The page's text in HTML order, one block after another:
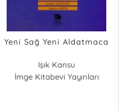
Yeni Sağ Yeni Aldatmaca
Işık Kansu
Mustafa Gazalcı
İmge Kitabevi Yayınları